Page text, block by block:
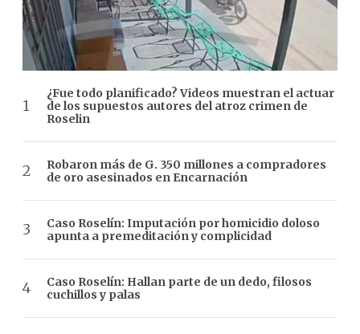
¿Fue todo planificado? Videos muestran el actuar
de los supuestos autores del atroz crimen de
Roselin
Robaron más de G. 350 millones a compradores
de oro asesinados en Encarnación
Caso Roselín: Imputación por homicidio doloso
apunta a premeditación y complicidad
Caso Roselín: Hallan parte de un dedo, filosos
cuchillos y palas